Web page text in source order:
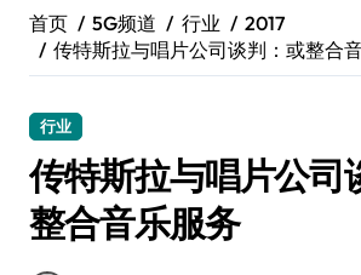
首页 5G频道 行业
2017
传特斯拉与唱片公司谈判：或整合
行业
传特斯拉与唱片公司
整合音乐服务